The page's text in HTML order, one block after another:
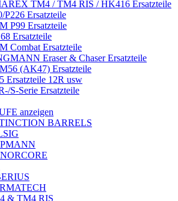
TM4 / TM4 RIS / HK416 Ersatzteile
P226 Ersatzteile
P99 Ersatzteile
Ersatzteile
Combat Ersatzteile
Eraser & Chaser Ersatzteile
(AK47) Ersatzteile
Ersatzteile 12R usw
S-Serie Ersatzteile
anzeigen
BARRELS
& TM4 RIS